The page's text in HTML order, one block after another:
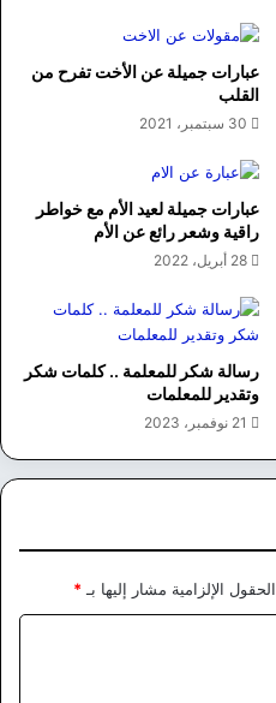
عبارات جميلة عن الأخت تفرح من
القلب
30 سبتمبر، 2021
عبارات جميلة لعيد الأم مع خواطر
راقية وشعر رائع عن الأم
28 أبريل، 2022
رسالة شكر للمعلمة .. كلمات شكر
وتقدير للمعلمات
21 نوفمبر، 2023
الحقول الإلزامية مشار إليها بـ *